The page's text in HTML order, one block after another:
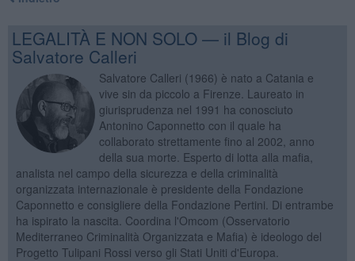
LEGALITÀ E NON SOLO — il Blog di
Salvatore Calleri
Salvatore Calleri (1966) è nato a Catania e
vive sin da piccolo a Firenze. Laureato in
giurisprudenza nel 1991 ha conosciuto
Antonino Caponnetto con il quale ha
collaborato strettamente fino al 2002, anno
della sua morte. Esperto di lotta alla mafia,
analista nel campo della sicurezza e della criminalità
organizzata internazionale è presidente della Fondazione
Caponnetto e consigliere della Fondazione Pertini. Di entrambe
ha ispirato la nascita. Coordina l'Omcom (Osservatorio
Mediterraneo Criminalità Organizzata e Mafia) è ideologo del
Progetto Tulipani Rossi verso gli Stati Uniti d'Europa.